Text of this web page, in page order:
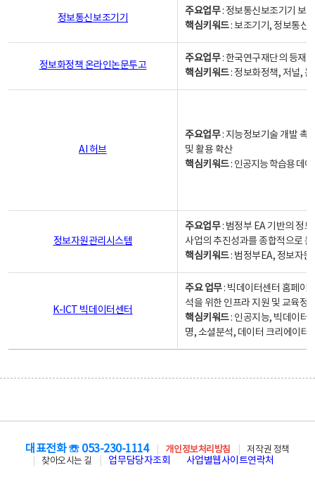
정보통신보조기기
주요업무: 정보통신보조기기 보
핵심키워드: 보조기기, 정보통신
정보화정책 온라인논문투고
주요업무: 한국연구재단의 등재
핵심키워드: 정보화정책, 저널,
AI 허브
주요업무: 지능정보기술 개발 촉
및 활용 확산
핵심키워드: 인공지능 학습용 데
정보자원관리시스템
주요업무: 범정부 EA 기반의 정
사업의 추진성과를 종합적으로
핵심키워드: 범정부EA, 정보자
K-ICT 빅데이터센터
주요 업무: 빅데이터센터 홈페이
석을 위한 인프라 지원 및 교육정
핵심키워드: 인공지능, 빅데이터,
명, 소셜분석, 데이터 크리에이터
대표전화 ☏ 053-230-1114 개인정보처리방침
저작권 정책
찾아오시는 길
업무담당자조회 사업별웹사이트연락처